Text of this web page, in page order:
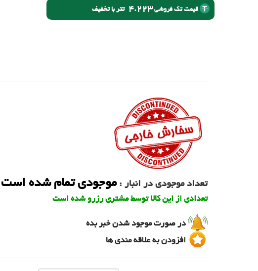
قیمت تک فروشی4.223 تتر با تخفیف
تعداد موجودی در انبار :موجودی تمام شده است
تعدادی از این کالا توسط مشتری رزرو شده است
در صورت موجود شدن خبر بده
افزودن به علاقه مندی ها